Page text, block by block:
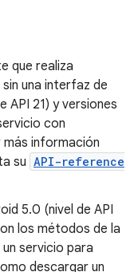
que realiza
una interfaz de
API 21) y versiones
con
información
su API-reference
5.0 (nivel de API
los métodos de la
un servicio para
descargar un